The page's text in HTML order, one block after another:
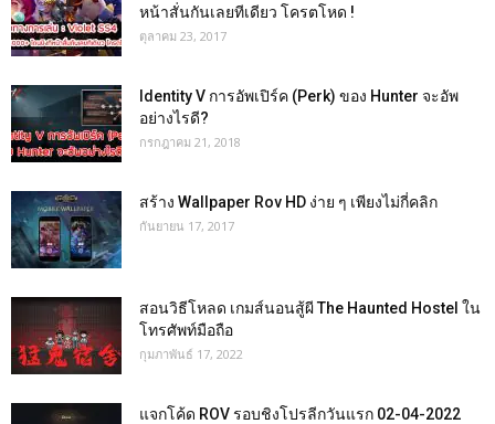
หน้าสั่นกันเลยทีเดียว โครตโหด !
ตุลาคม 23, 2017
Identity V การอัพเปิร์ค (Perk) ของ Hunter จะอัพ
อย่างไรดี?
กรกฎาคม 21, 2018
สร้าง Wallpaper Rov HD ง่าย ๆ เพียงไม่กี่คลิก
กันยายน 17, 2017
สอนวิธีโหลด เกมส์นอนสู้ผี The Haunted Hostel ใน
โทรศัพท์มือถือ
กุมภาพันธ์ 17, 2022
แจกโค้ด ROV รอบชิงโปรลีกวันแรก 02-04-2022